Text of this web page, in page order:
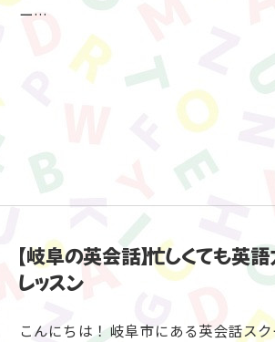
ー…
【岐阜の英会話】忙しくても英
レッスン
こんにちは！ 岐阜市にある英会話ス